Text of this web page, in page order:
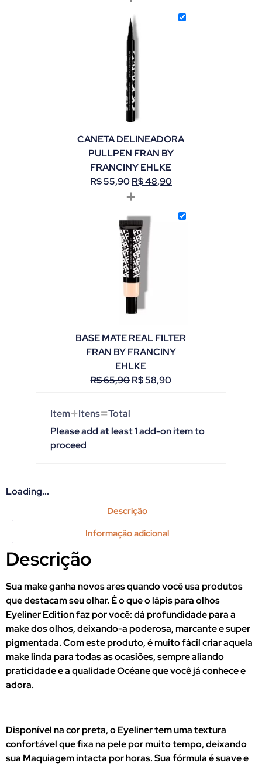
CANETA DELINEADORA
PULLPEN FRAN BY
FRANCINY EHLKE
R$55,90R$48,90
+
BASE MATE REAL FILTER
FRAN BY FRANCINY
EHLKE
R$65,90R$58,90
Item+Itens=Total
Please add at least 1 add-on item to
proceed
Loading...
Descrição
Informação adicional
Descrição
Sua make ganha novos ares quando você usa produtos
que destacam seu olhar. É o que o lápis para olhos
Eyeliner Edition faz por você: dá profundidade para a
make dos olhos, deixando-a poderosa, marcante e super
pigmentada. Com este produto, é muito fácil criar aquela
make linda para todas as ocasiões, sempre aliando
praticidade e a qualidade Océane que você já conhece e
adora.
Disponível na cor preta, o Eyeliner tem uma textura
confortável que fixa na pele por muito tempo, deixando
sua Maquiagem intacta por horas. Sua fórmula é suave e